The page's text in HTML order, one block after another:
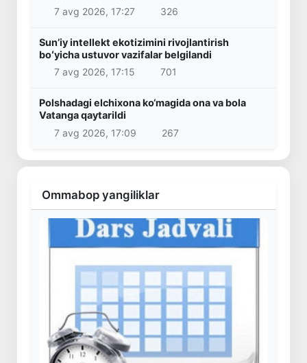
7 avg 2026, 17:27
326
Sunʼiy intellekt ekotizimini rivojlantirish
boʻyicha ustuvor vazifalar belgilandi
7 avg 2026, 17:15
701
Polshadagi elchixona ko‘magida ona va bola
Vatanga qaytarildi
7 avg 2026, 17:09
267
Ommabop yangiliklar